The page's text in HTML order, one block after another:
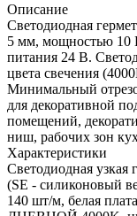
Описание
Светодиодная
5 мм, мощностью 10
питания 24 В.
цвета свечения
Минимальный
для декоративной
помещений,
ниш, рабочих зон
Характеристики
Светодиодная узкая
(SE - силиконовый
140 шт/м, белая